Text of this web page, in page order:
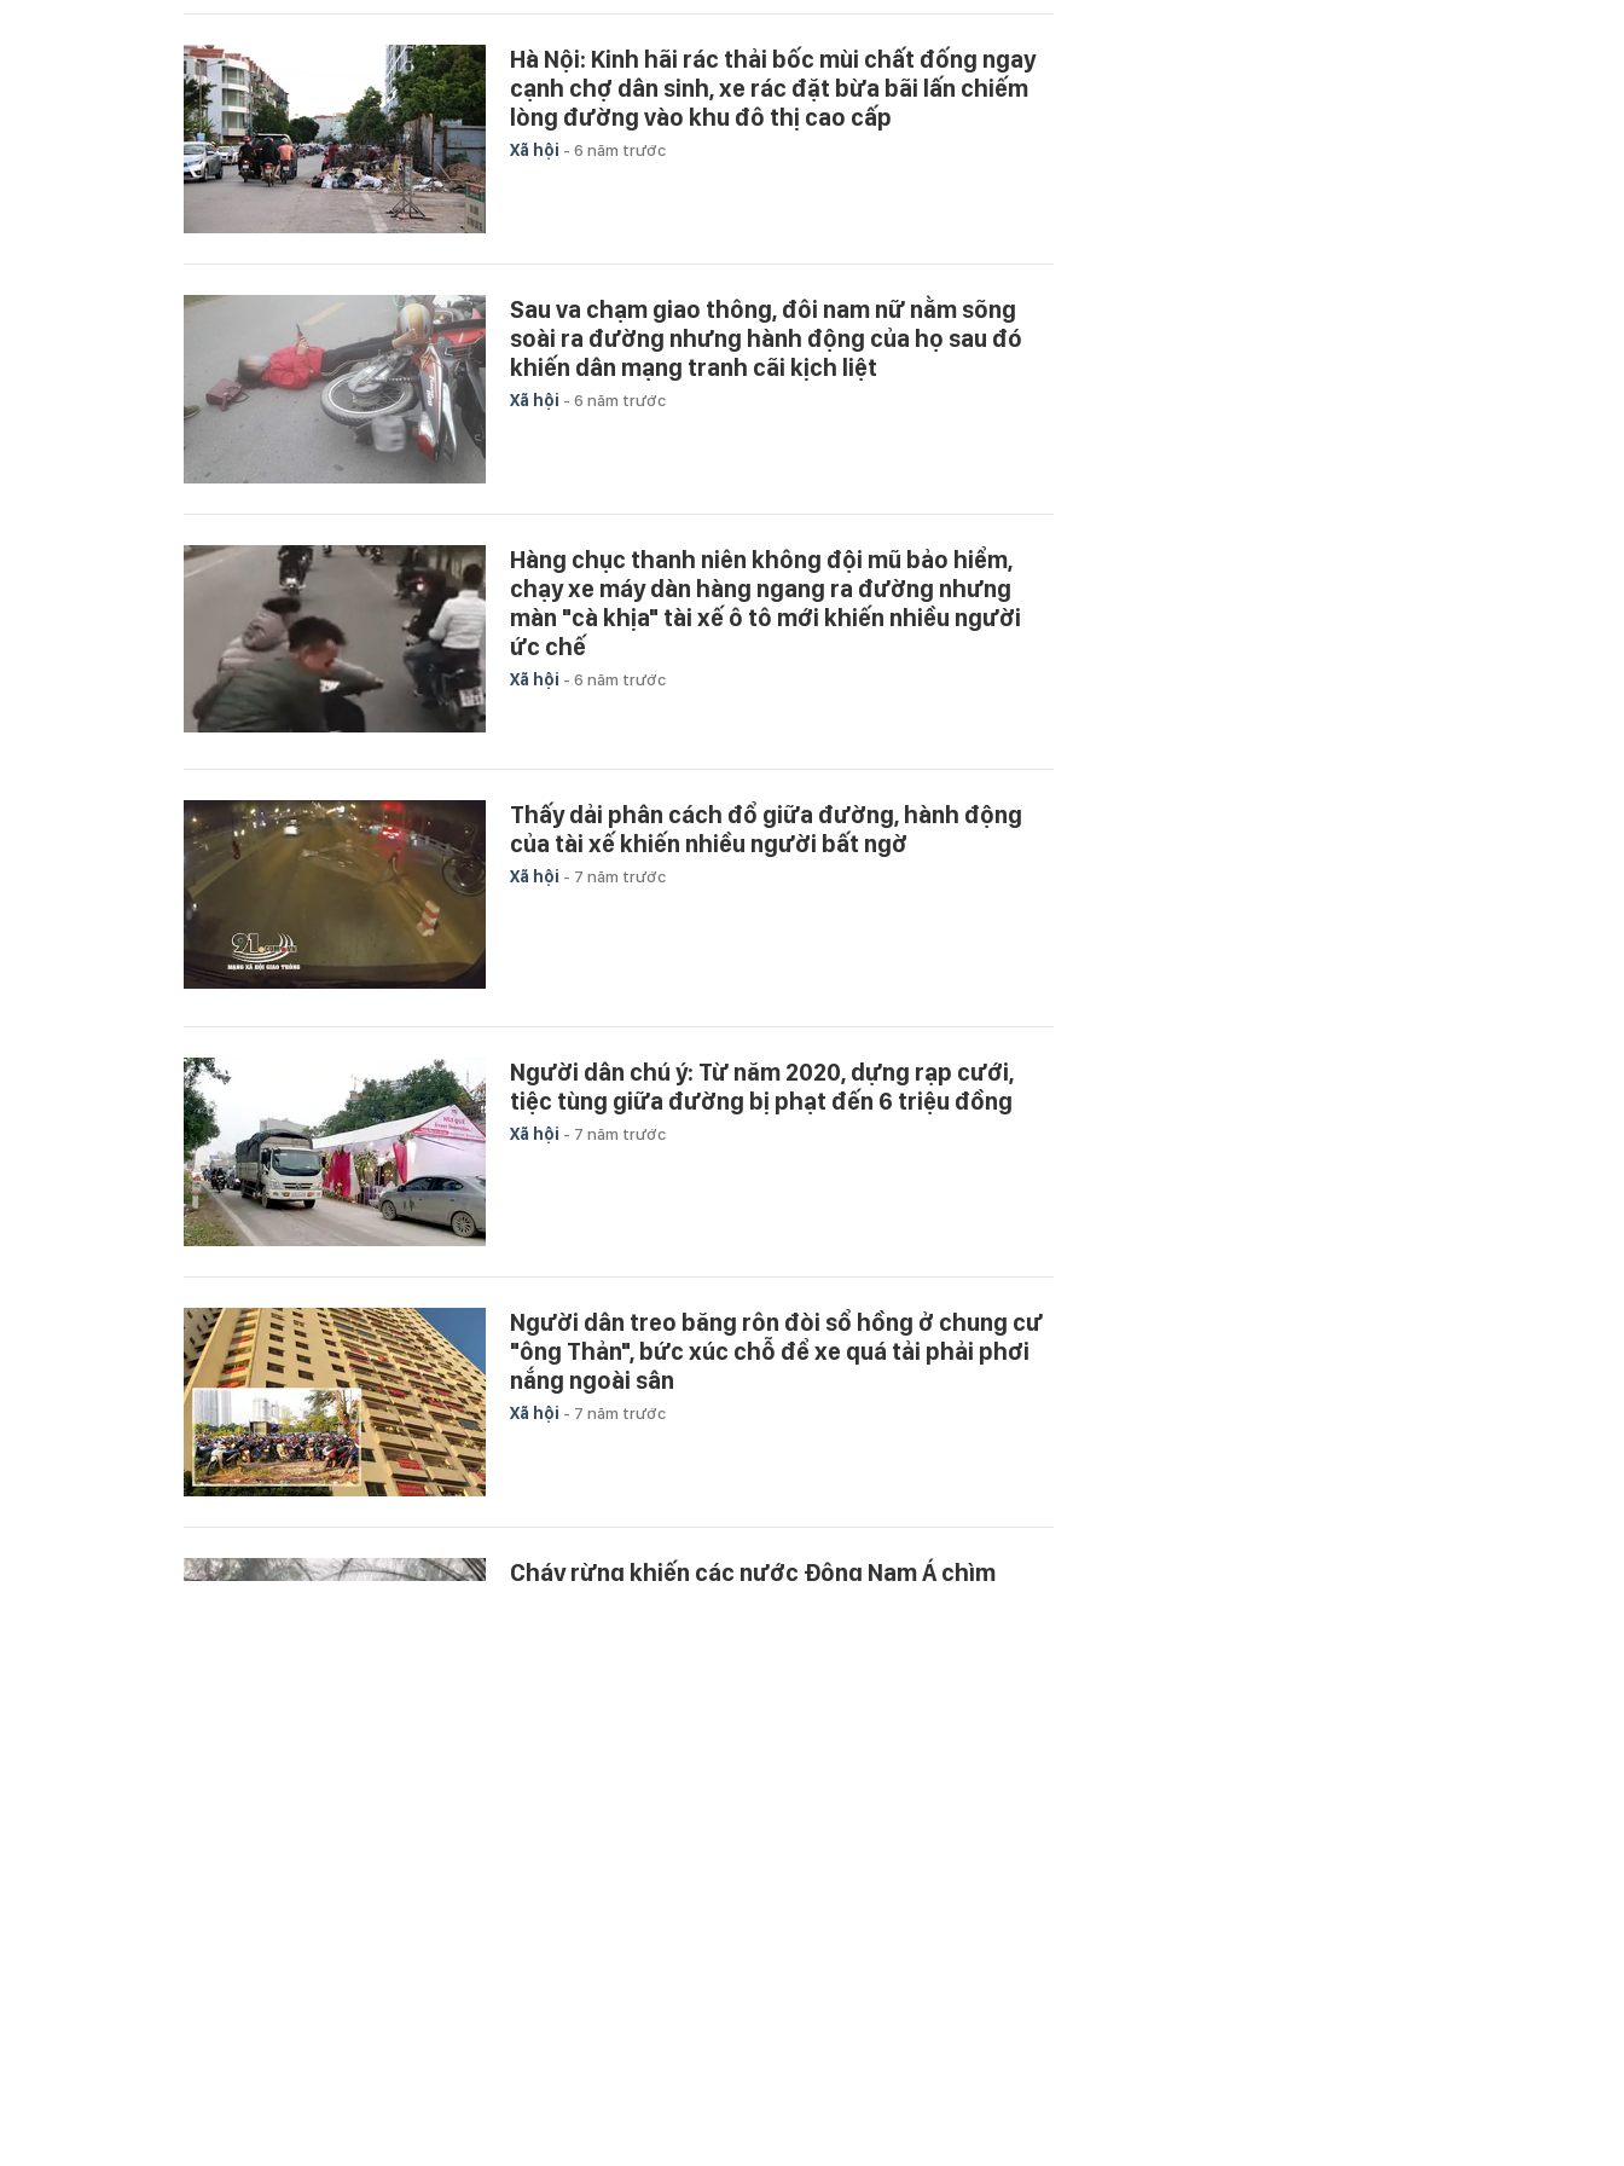
Hà Nội: Kinh hãi rác thải bốc mùi chất đống ngay
cạnh chợ dân sinh, xe rác đặt bừa bãi lấn chiếm
lòng đường vào khu đô thị cao cấp
Xã hội - 6 năm trước
Sau va chạm giao thông, đôi nam nữ nằm sõng
soài ra đường nhưng hành động của họ sau đó
khiến dân mạng tranh cãi kịch liệt
Xã hội - 6 năm trước
Hàng chục thanh niên không đội mũ bảo hiểm,
chạy xe máy dàn hàng ngang ra đường nhưng
màn "cà khịa" tài xế ô tô mới khiến nhiều người
ức chế
Xã hội - 6 năm trước
Thấy dải phân cách đổ giữa đường, hành động
của tài xế khiến nhiều người bất ngờ
Xã hội - 7 năm trước
Người dân chú ý: Từ năm 2020, dựng rạp cưới,
tiệc tùng giữa đường bị phạt đến 6 triệu đồng
Xã hội - 7 năm trước
Người dân treo băng rôn đòi sổ hồng ở chung cư
"ông Thản", bức xúc chỗ để xe quá tải phải phơi
nắng ngoài sân
Xã hội - 7 năm trước
Cháy rừng khiến các nước Đông Nam Á chìm